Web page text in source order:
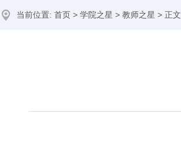
当前位置: 首页 > 学院之星 > 教师之星 > 正文